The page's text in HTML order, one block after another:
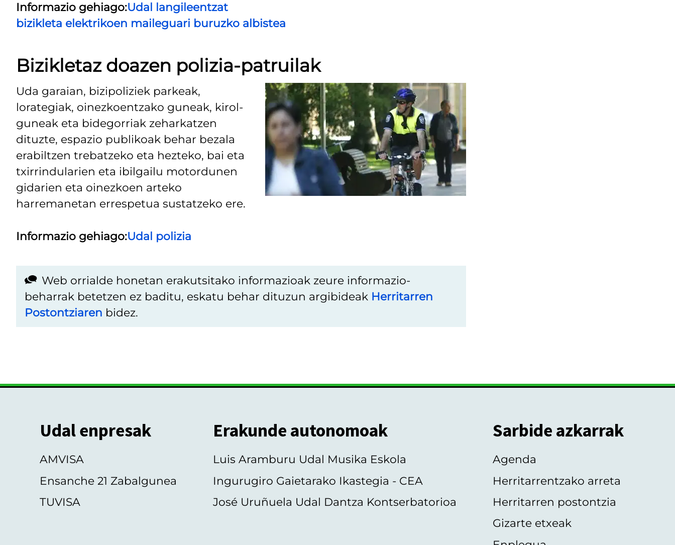
Informazio gehiago:Udal langileentzat
bizikleta elektrikoen maileguari buruzko albistea
Bizikletaz doazen polizia-patruilak
Uda garaian, bizipoliziek parkeak,
lorategiak, oinezkoentzako guneak, kirol-
guneak eta bidegorriak zeharkatzen
dituzte, espazio publikoak behar bezala
erabiltzen trebatzeko eta hezteko, bai eta
txirrindularien eta ibilgailu motordunen
gidarien eta oinezkoen arteko
harremanetan errespetua sustatzeko ere.
Informazio gehiago:Udal polizia
Web orrialde honetan erakutsitako informazioak zeure informazio-
beharrak betetzen ez baditu, eskatu behar dituzun argibideak Herritarren
Postontziaren bidez.
Udal enpresak
AMVISA
Ensanche 21 Zabalgunea
TUVISA
Erakunde autonomoak
Luis Aramburu Udal Musika Eskola
Ingurugiro Gaietarako Ikastegia - CEA
José Uruñuela Udal Dantza Kontserbatorioa
Sarbide azkarrak
Agenda
Herritarrentzako arreta
Herritarren postontzia
Gizarte etxeak